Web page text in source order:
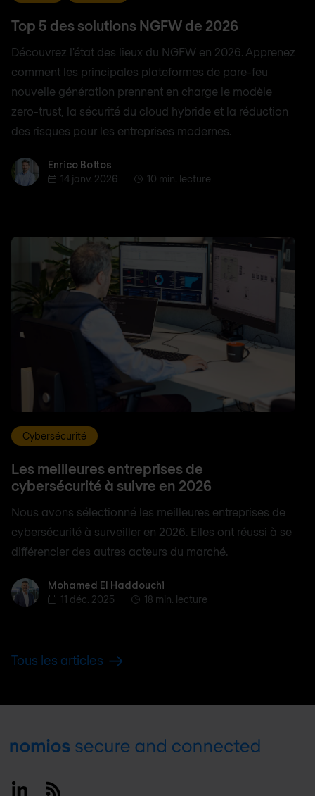
Top 5 des solutions NGFW de 2026
Découvrez l'état des lieux du NGFW en 2026. Apprenez
comment les principales plateformes de pare-feu
nouvelle génération prennent en charge le modèle
zero-trust, la sécurité du cloud hybride et la réduction
des risques pour les entreprises modernes.
Enrico BottosEnrico Bottos
14 janv. 2026
10 min. lecture
Cybersécurité
Les meilleures entreprises de
cybersécurité à suivre en 2026
Nous avons sélectionné les meilleures entreprises de
cybersécurité à surveiller en 2026. Elles ont réussi à se
différencier des autres acteurs du marché.
Mohamed El Haddouchi
Mohamed El Haddouchi
11 déc. 2025
18 min. lecture
Tous les articles
Footer
LinkedinRSS